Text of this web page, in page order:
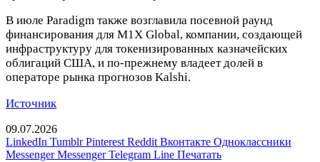
В июле Paradigm также возглавила посевной раунд
финансирования для M1X Global, компании, создающей
инфраструктуру для токенизированных казначейских
облигаций США, и по-прежнему владеет долей в
операторе рынка прогнозов Kalshi.
Источник
09.07.2026
LinkedIn Tumblr Pinterest Reddit Вконтакте Одноклассники
Messenger Messenger Telegram Line Печатать